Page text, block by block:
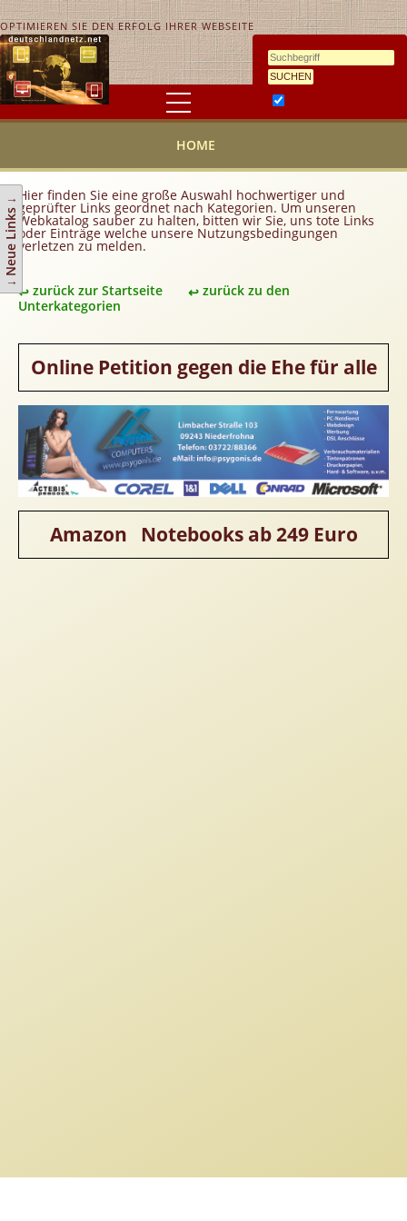
OPTIMIEREN SIE DEN ERFOLG IHRER WEBSEITE
AGB
Link hinzufügen
Eintrag ändern
Handy Tarifvergleich
Partner
Webkatalog
Sonderangebot
HOME
Hier finden Sie eine große Auswahl hochwertiger und
geprüfter Links geordnet nach Kategorien. Um unseren
Webkatalog sauber zu halten, bitten wir Sie, uns tote Links
oder Einträge welche unsere Nutzungsbedingungen
verletzen zu melden.
zurück zur Startseite
zurück zu den
Unterkategorien
Online Petition gegen die Ehe für alle
Amazon Notebooks ab 249 Euro
↓ Neue Links ↓